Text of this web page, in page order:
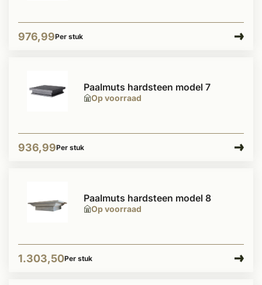
976,99Per stuk
Op voorraad
Paalmuts hardsteen model 7
936,99Per stuk
Op voorraad
Paalmuts hardsteen model 8
1.303,50Per stuk